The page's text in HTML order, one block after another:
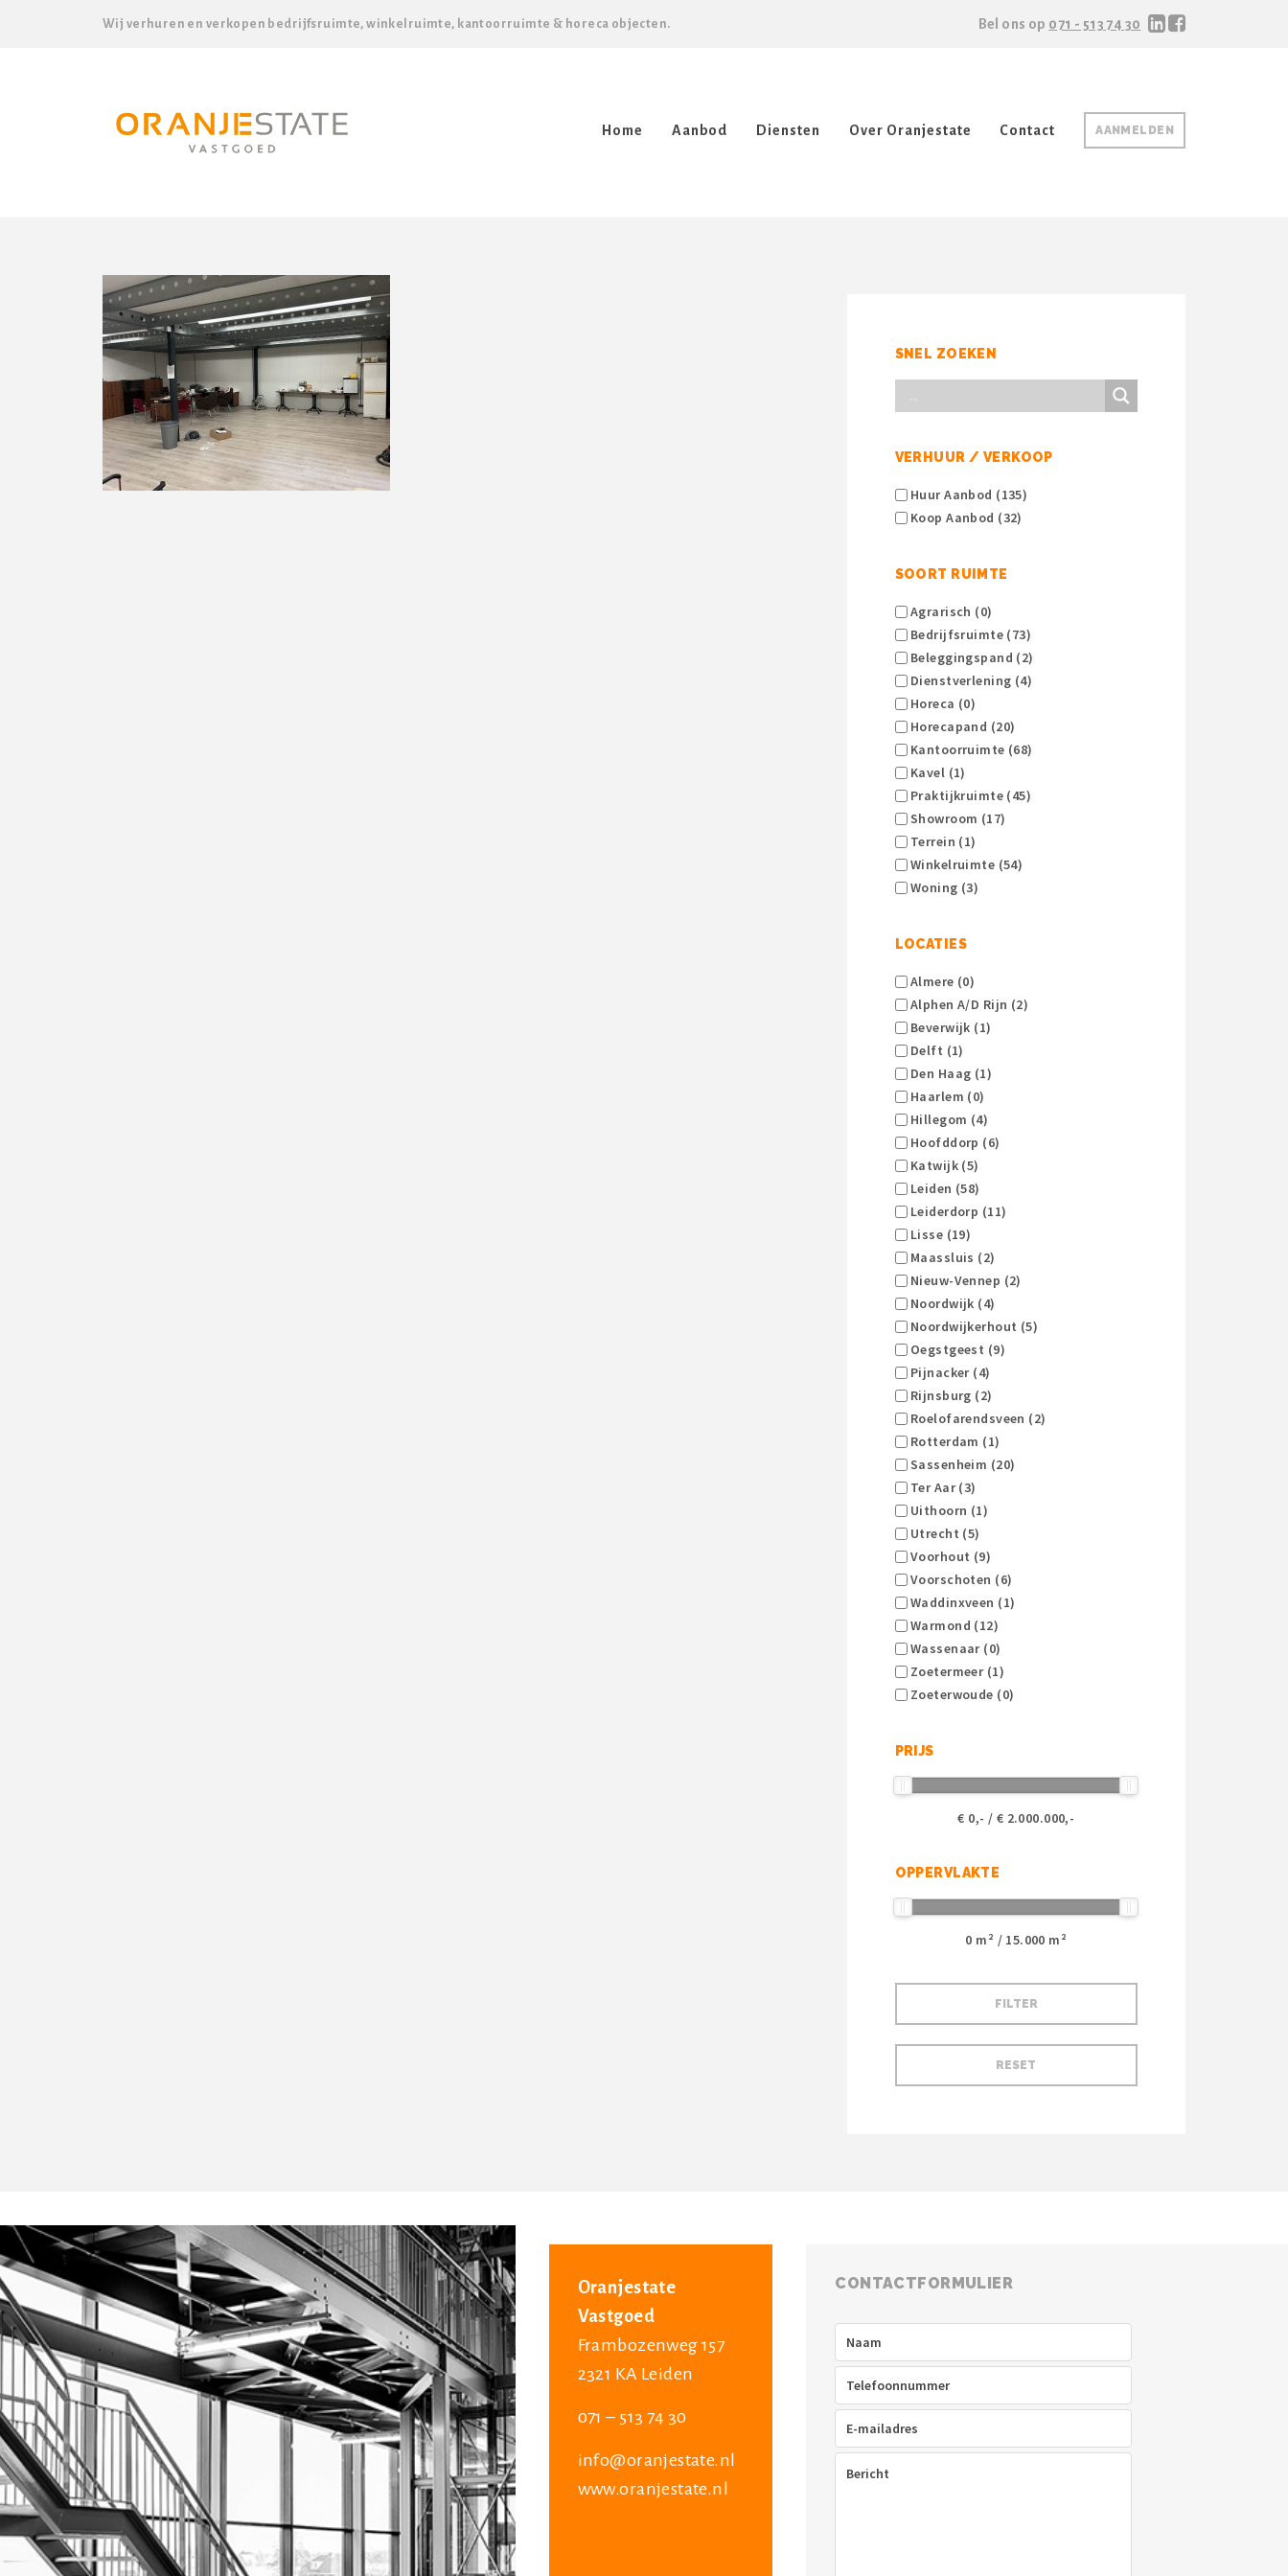
Wij verhuren en verkopen bedrijfsruimte, winkelruimte, kantoorruimte & horeca objecten. Bel ons op 071 - 513 74 30
AANMELDEN
Home Aanbod Diensten Over Oranjestate Contact
SNEL ZOEKEN
VERHUUR / VERKOOP
Huur Aanbod (135)
Koop Aanbod (32)
SOORT RUIMTE
Agrarisch (0)
Bedrijfsruimte (73)
Beleggingspand (2)
Dienstverlening (4)
Horeca (0)
Horecapand (20)
Kantoorruimte (68)
Kavel (1)
Praktijkruimte (45)
Showroom (17)
Terrein (1)
Winkelruimte (54)
Woning (3)
LOCATIES
Almere (0)
Alphen A/d Rijn (2)
Beverwijk (1)
Delft (1)
Den Haag (1)
Haarlem (0)
Hillegom (4)
Hoofddorp (6)
Katwijk (5)
Leiden (58)
Leiderdorp (11)
Lisse (19)
Maassluis (2)
Nieuw-Vennep (2)
Noordwijk (4)
Noordwijkerhout (5)
Oegstgeest (9)
Pijnacker (4)
Rijnsburg (2)
Roelofarendsveen (2)
Rotterdam (1)
Sassenheim (20)
Ter Aar (3)
Uithoorn (1)
Utrecht (5)
Voorhout (9)
Voorschoten (6)
Waddinxveen (1)
Warmond (12)
Wassenaar (0)
Zoetermeer (1)
Zoeterwoude (0)
PRIJS
€ 0,- / € 2.000.000,-
OPPERVLAKTE
0 m² / 15.000 m²
Oranjestate
Vastgoed
Frambozenweg 157
2321 KA Leiden
071 – 513 74 30
info@oranjestate.nl
www.oranjestate.nl
CONTACTFORMULIER
Telefoon
mailadres(Vereist)